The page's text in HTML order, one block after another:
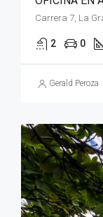
2 0
Gerald Peroza